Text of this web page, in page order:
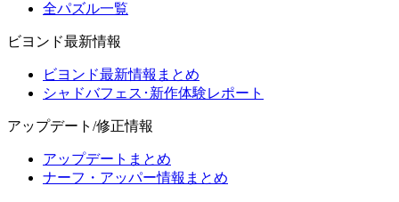
全パズル一覧
ビヨンド最新情報
ビヨンド最新情報まとめ
シャドバフェス･新作体験レポート
アップデート/修正情報
アップデートまとめ
ナーフ・アッパー情報まとめ